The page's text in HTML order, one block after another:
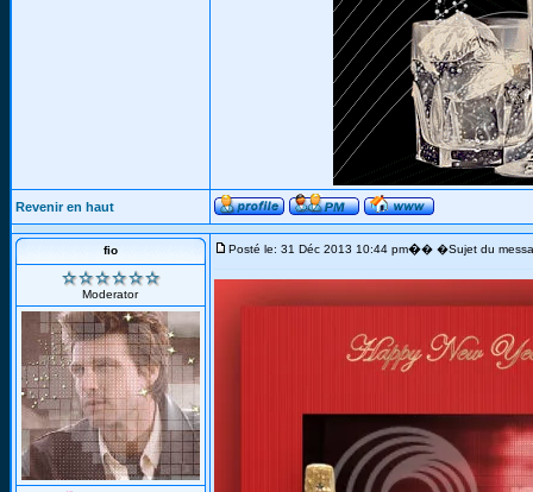
Revenir en haut
fio
Moderator
Posté le: 31 Déc 2013 10:44 pm�� �Sujet du